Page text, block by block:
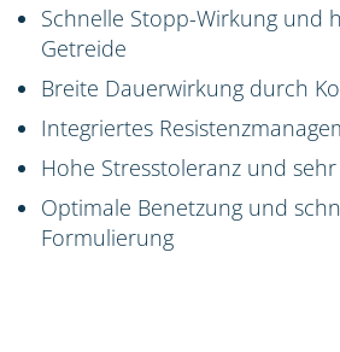
Schnelle Stopp-Wirkung und
Getreide
Breite Dauerwirkung durch
Integriertes
Hohe Stresstoleranz und
Optimale Benetzung und
Formulierung